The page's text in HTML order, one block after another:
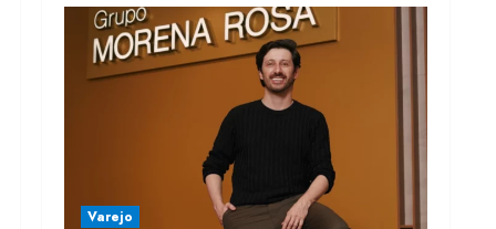
4
milhões de receita em
2026
4 de agosto de 2026
Projeto testa passaporte
digital na moda nacional
4 de agosto de 2026
Varejo